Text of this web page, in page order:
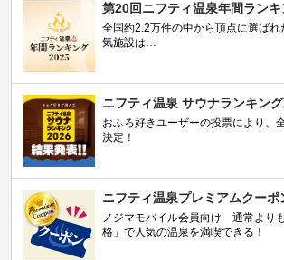
第20回ニフティ温泉年間ラン
全国約2.2万件の中から頂点に選ばれ
気施設は…
ニフティ温泉 サウナランキン
おふろ好きユーザーの投票により、
決定！
ニフティ温泉プレミアムクーポ
ノジマモバイル会員向け 通常より
格」で人気の温泉を満喫できる！